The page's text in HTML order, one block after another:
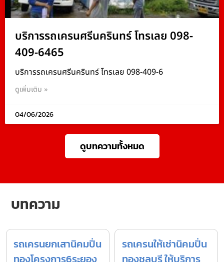
บริการรถเครนศรีนครินทร์ โทรเลย 098-
409-6465
บริการรถเครนศรีนครินทร์ โทรเลย 098-409-6
ดูเพิ่มเติม »
04/06/2026
ดูบทความทั้งหมด
บทความ
รถเครนยกเสานิคมปิ่น
รถเครนให้เช่านิคมปิ่น